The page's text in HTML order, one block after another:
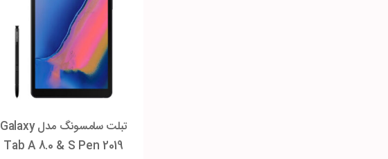
تبلت سامسونگ مدل Galaxy
Tab A 8.0 & S Pen 2019